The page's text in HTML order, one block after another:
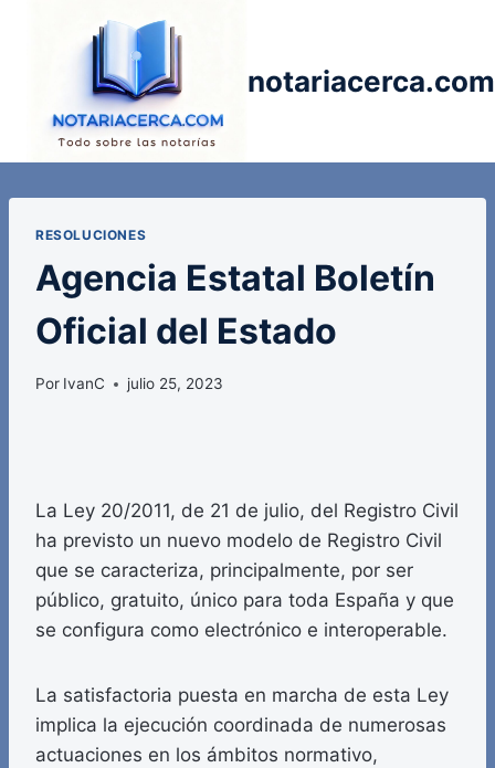
notariacerca.com
RESOLUCIONES
Agencia Estatal Boletín
Oficial del Estado
Por IvanC julio 25, 2023
La Ley 20/2011, de 21 de julio, del Registro Civil
ha previsto un nuevo modelo de Registro Civil
que se caracteriza, principalmente, por ser
público, gratuito, único para toda España y que
se configura como electrónico e interoperable.
La satisfactoria puesta en marcha de esta Ley
implica la ejecución coordinada de numerosas
actuaciones en los ámbitos normativo,